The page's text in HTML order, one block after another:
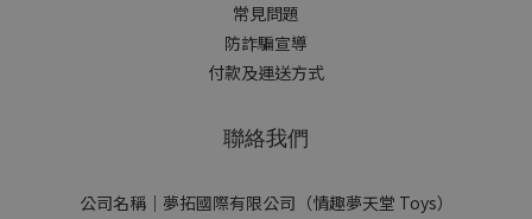
常見問題
防詐騙宣導
付款及運送方式
聯絡我們
公司名稱｜夢拓國際有限公司（情趣夢天堂 Toys）